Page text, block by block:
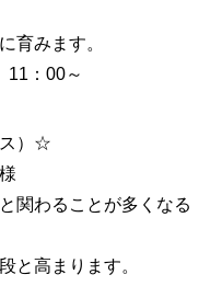
育みます。
11：00～
）☆
関わることが多くなる
と高まります。